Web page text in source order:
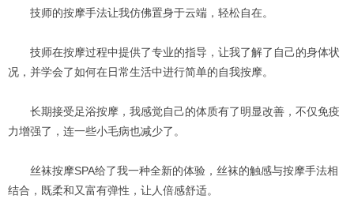
技师的按摩手法让我仿佛置身于云端，轻松自在。
技师在按摩过程中提供了专业的指导，让我了解了自己的身体状
况，并学会了如何在日常生活中进行简单的自我按摩。
长期接受足浴按摩，我感觉自己的体质有了明显改善，不仅免疫
力增强了，连一些小毛病也减少了。
丝袜按摩SPA给了我一种全新的体验，丝袜的触感与按摩手法相
结合，既柔和又富有弹性，让人倍感舒适。